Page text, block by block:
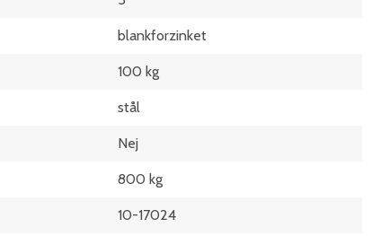
blankforzinket
100 kg
stål
Nej
800 kg
10-17024